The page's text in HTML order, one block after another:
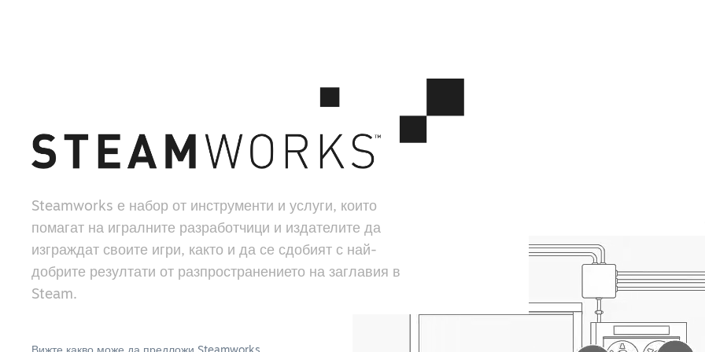
Steamworks е набор от инструменти и услуги, които
помагат на игралните разработчици и издателите да
изграждат своите игри, както и да се сдобият с най-
добрите резултати от разпространението на заглавия в
Steam.
Вижте какво може да предложи Steamworks